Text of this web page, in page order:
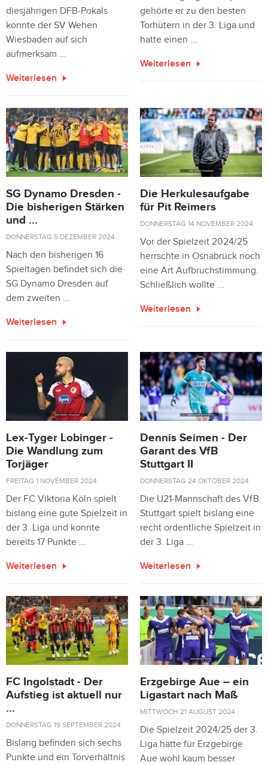
diesjährigen DFB-Pokals
konnte der SV Wehen
Wiesbaden auf sich
aufmerksam ...
Weiterlesen
gehörte er zu den besten
Torhütern in der 3. Liga und
hatte einen ...
Weiterlesen
SG Dynamo Dresden -
Die bisherigen Stärken
und ...
DONNERSTAG 5 DEZEMBER 2024
Nach den bisherigen 16
Spieltagen befindet sich die
SG Dynamo Dresden auf
dem zweiten ...
Weiterlesen
Die Herkulesaufgabe
für Pit Reimers
DONNERSTAG 14 NOVEMBER 2024
Vor der Spielzeit 2024/25
herrschte in Osnabrück noch
eine Art Aufbruchstimmung.
Schließlich wollte ...
Weiterlesen
Lex-Tyger Lobinger -
Die Wandlung zum
Torjäger
FREITAG 1 NOVEMBER 2024
Der FC Viktoria Köln spielt
bislang eine gute Spielzeit in
der 3. Liga und konnte
bereits 17 Punkte ...
Weiterlesen
Dennis Seimen - Der
Garant des VfB
Stuttgart II
DONNERSTAG 24 OKTOBER 2024
Die U21-Mannschaft des VfB
Stuttgart spielt bislang eine
recht ordentliche Spielzeit in
der 3. Liga ...
Weiterlesen
FC Ingolstadt - Der
Aufstieg ist aktuell nur
...
DONNERSTAG 19 SEPTEMBER 2024
Bislang befinden sich sechs
Punkte und ein Torverhältnis
Erzgebirge Aue – ein
Ligastart nach Maß
MITTWOCH 21 AUGUST 2024
Die Spielzeit 2024/25 der 3.
Liga hätte für Erzgebirge
Aue wohl kaum besser